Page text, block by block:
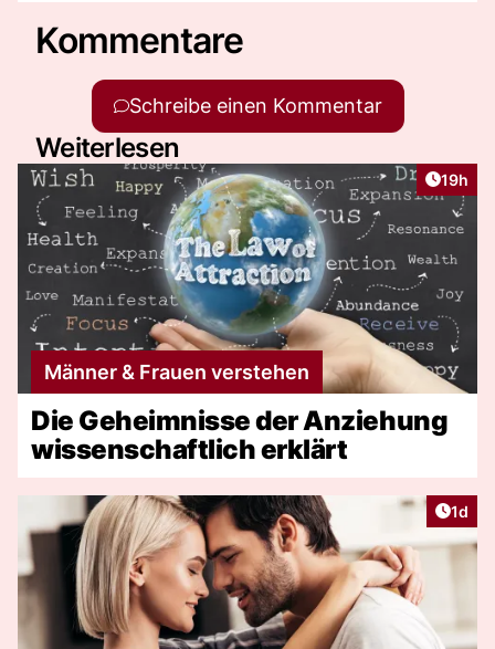
Kommentare
Schreibe einen Kommentar
Weiterlesen
Artikel
19h
Männer & Frauen verstehen
Die Geheimnisse der Anziehung
wissenschaftlich erklärt
1d